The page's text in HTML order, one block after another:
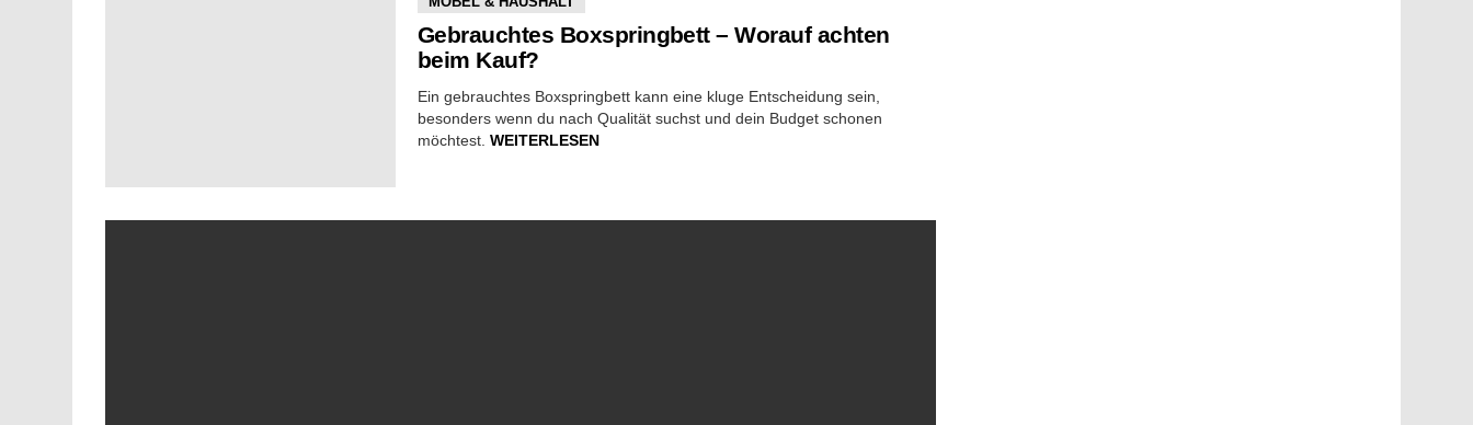
Gebrauchtes Boxspringbett – Worauf achten
beim Kauf?
Ein gebrauchtes Boxspringbett kann eine kluge Entscheidung sein,
besonders wenn du nach Qualität suchst und dein Budget schonen
möchtest. WEITERLESEN